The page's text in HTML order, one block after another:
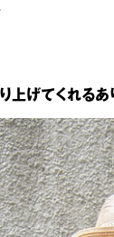
上げてくれるあ